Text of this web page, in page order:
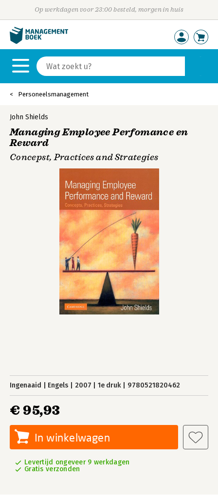
Op werkdagen voor 23:00 besteld, morgen in huis
Personeelsmanagement
John Shields
Managing Employee Perfomance en
Reward
Concepst, Practices and Strategies
Ingenaaid Engels 2007 1e druk 9780521820462
€ 95,93
In winkelwagen
Levertijd ongeveer 9 werkdagen
Gratis verzonden